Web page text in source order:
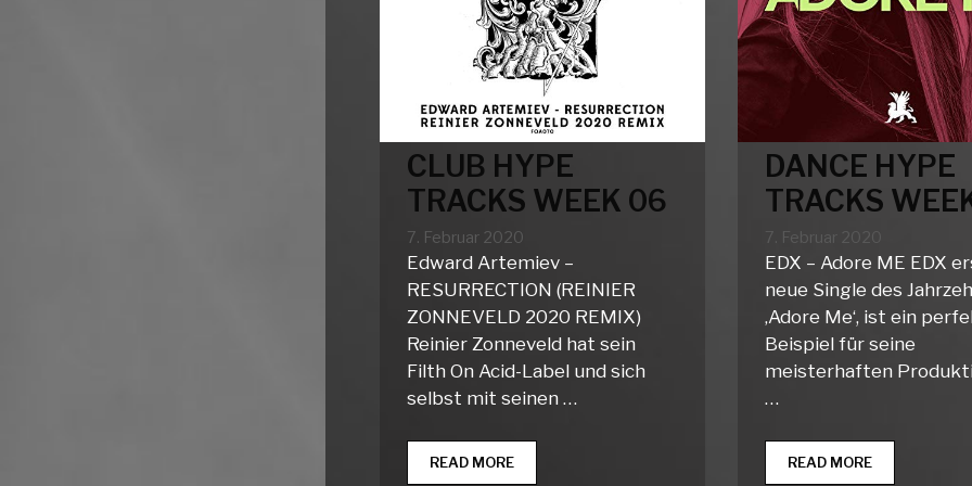
CLUB HYPE
TRACKS WEEK 06
7. Februar 2020
Edward Artemiev –
RESURRECTION (REINIER
ZONNEVELD 2020 REMIX)
Reinier Zonneveld hat sein
Filth On Acid-Label und sich
selbst mit seinen …
READ MORECLUB
HYPE
DANCE HYPE
TRACKS
7. Februar 2020
EDX – Adore ME EDX
neue Single des
‚Adore Me‘, ist ein
Beispiel für seine
meisterhaften
…
READ MOREDANCE
HYPE